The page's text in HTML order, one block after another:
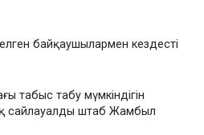
байқаушылармен кездесті
табыс табу мүмкіндігін
сайлауалды штаб Жамбыл